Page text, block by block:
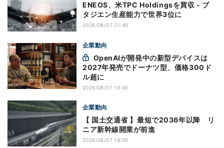
ENEOS、米TPC Holdingsを買収 - ブ
タジエン生産能力で世界3位に
2026/08/07 21:40
企業動向
2027年発売でドーナツ型、価格300ド
ル超に
2026/08/07 19:45
企業動向
【 国土交通省 】最短で2036年以降 リ
ニア新幹線開業が前進
2026/08/07 18:00